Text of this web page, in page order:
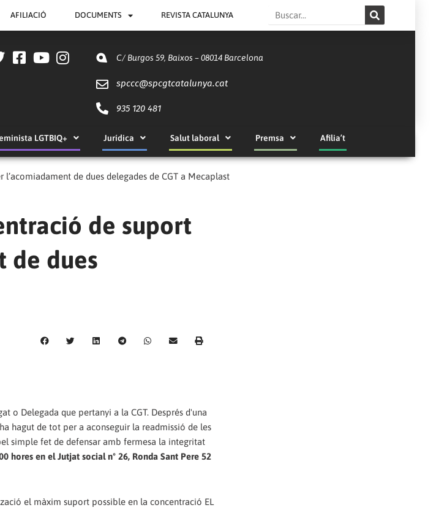
AFILIACIÓ DOCUMENTS REVISTA CATALUNYA Search
C/ Burgos 59, Baixos – 08014 Barcelona
spccc@spcgtcatalunya.cat
935 120 481
LGTBIQ+ Jurídica Salut laboral Premsa Afilia’t
de dues delegades de CGT a Mecaplast
de suport
de dues
o Delegada que pertanyi a la CGT. Després d'una
hagut de tot per a aconseguir la readmissió de les
simple fet de defensar amb fermesa la integritat
hores en el Jutjat social nº 26, Ronda Sant Pere 52
el màxim suport possible en la concentració EL